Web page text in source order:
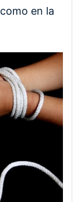
en la